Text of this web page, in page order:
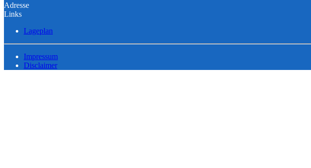
Adresse
Links
Lageplan
Impressum
Disclaimer